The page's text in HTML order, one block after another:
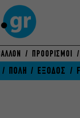
ΠΡΟΟΡΙΣΜΟΙ
ΠΟΛΗ ΕΞΟΔΟΣ